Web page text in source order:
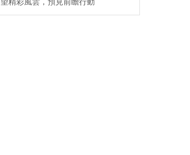
望精彩風雲，預見前瞻行動